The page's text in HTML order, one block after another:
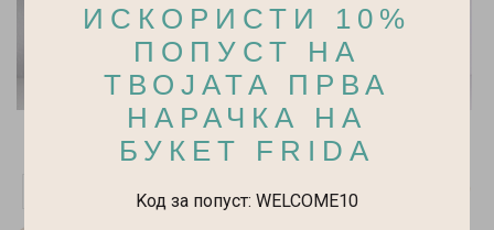
Банана (Муса)
3.500 ден.
Дифенбахија ф21
-
ИСКОРИСТИ 10%
ПОПУСТ НА
ТВОЈАТА ПРВА
НАРАЧКА НА
БУКЕТ FRIDA
Kод за попуст: WELCOME10